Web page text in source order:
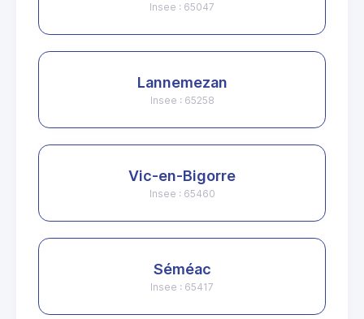
Insee : 65047
Lannemezan
Insee : 65258
Vic-en-Bigorre
Insee : 65460
Séméac
Insee : 65417